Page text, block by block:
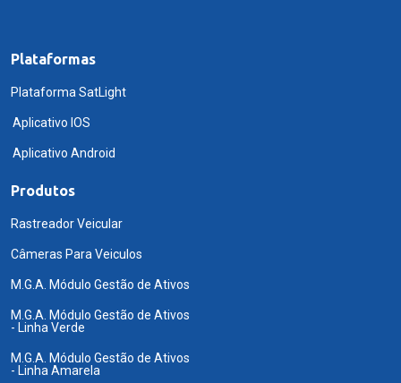
Plataformas
Plataforma SatLight
Aplicativo IOS
Aplicativo Android
Produtos
Rastreador Veicular
Câmeras Para Veiculos
M.G.A. Módulo Gestão de Ativos
M.G.A. Módulo Gestão de Ativos
- Linha Verde
M.G.A. Módulo Gestão de Ativos
- Linha Amarela